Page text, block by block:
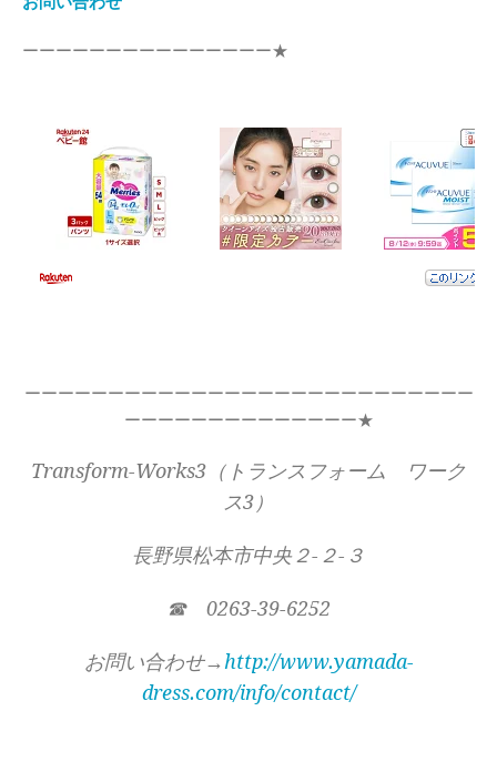
ーーーーーーーーーーーーーーー★
ーーーーーーーーーーーーーーーーーーーーーーーーーーー
ーーーーーーーーーーーーーー★
Transform-Works3（トランスフォーム ワーク
ス3）
長野県松本市中央２-２-３
☎ 0263-39-6252
お問い合わせ→http://www.yamada-
dress.com/info/contact/